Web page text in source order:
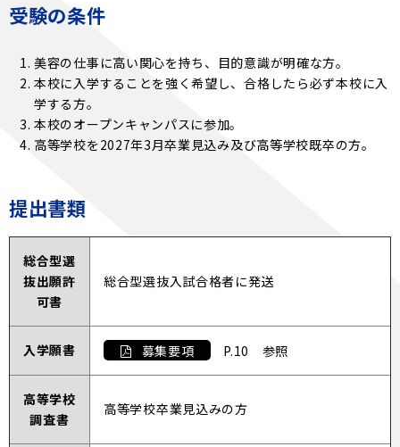
受験の条件
美容の仕事に高い関心を持ち、目的意識が明確な方。
本校に入学することを強く希望し、合格したら必ず本校に入
学する方。
本校のオープンキャンパスに参加。
高等学校を2027年3月卒業見込み及び高等学校既卒の方。
提出書類
総合型選
抜出願許
可書
総合型選抜入試合格者に発送
入学願書 募集要項 P.10 参照
高等学校
調査書
高等学校卒業見込みの方